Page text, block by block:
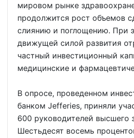
мировом рынке
продолжится рост объемов
слиянию и поглощению. При
движущей силой развития
частный инвестиционный
медицинские и
В опросе, проведенном
банком Jefferies, приняли
600 руководителей высшего
Шестьдесят восемь